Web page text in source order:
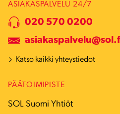
ASIAKASPALVELU 24/7
020 570 0200
Katso kaikki yhteystiedot
PÄÄTOIMIPISTE
SOL Suomi Yhtiöt